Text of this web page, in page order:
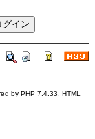
by PHP 7.4.33. HTML